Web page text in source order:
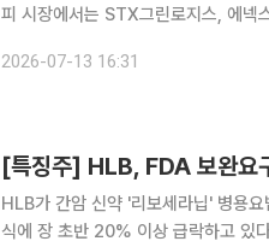
피 시장에서는 STX그린로지스, 에넥
2026-07-13 16:31
[특징주] HLB, FDA 보완요
HLB가 간암 신약 '리보세라닙' 병용
식에 장 초반 20% 이상 급락하고 있다. 13일 한국거래소에 따르면 HLB는 이날 오전 9시 7